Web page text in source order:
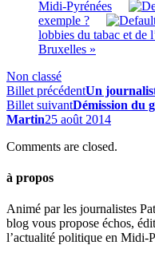
Midi-Pyrénées
exemple ?
lobbies du tabac et de
Bruxelles »
Non classé
Billet précédentUn
Billet suivantDémission du
Martin25 août 2014
Comments are closed.
à propos
Animé par les journalistes
blog vous propose échos,
l’actualité politique en Midi-